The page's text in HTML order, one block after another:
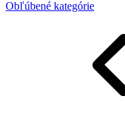
Obľúbené kategórie